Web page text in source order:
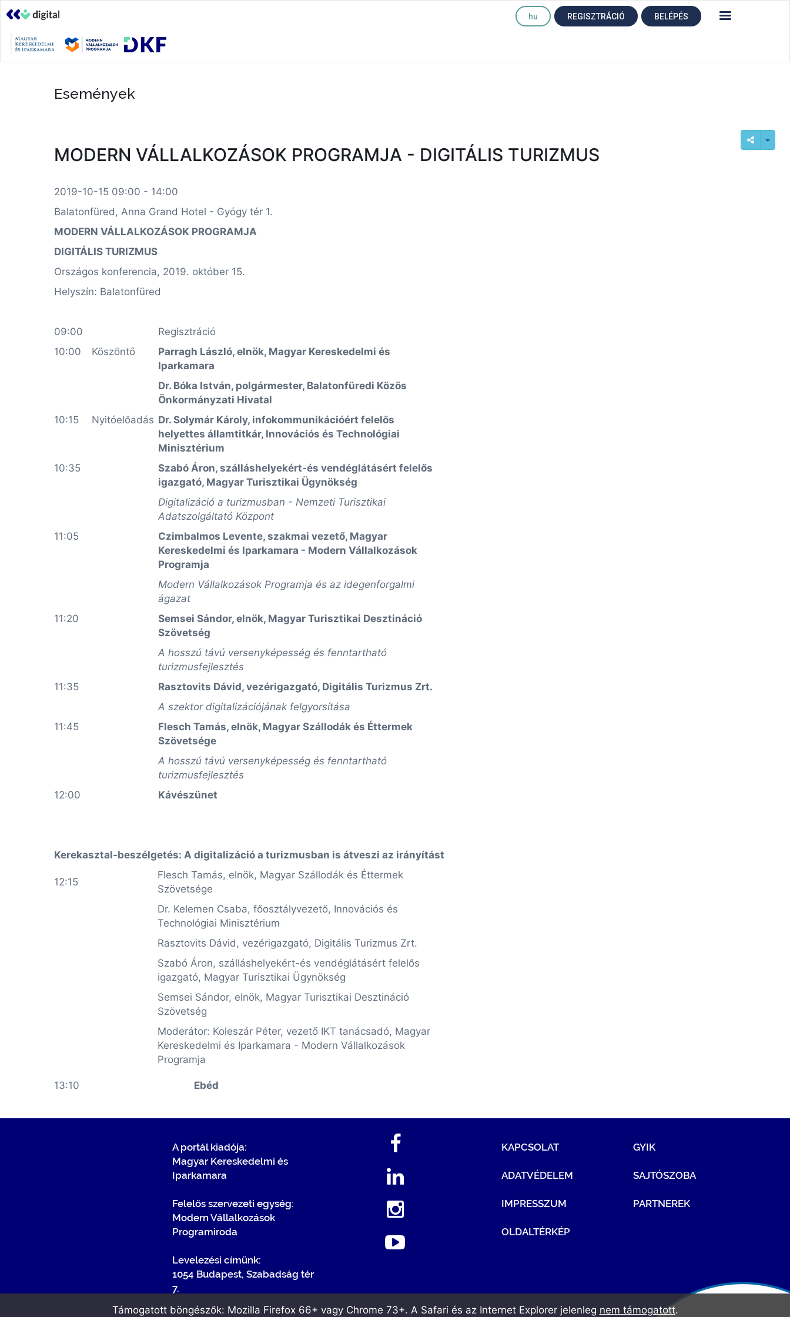
hu REGISZTRÁCIÓ BELÉPÉS
Események
MODERN VÁLLALKOZÁSOK PROGRAMJA - DIGITÁLIS TURIZMUS
2019-10-15 09:00 - 14:00
Balatonfüred, Anna Grand Hotel - Gyógy tér 1.
MODERN VÁLLALKOZÁSOK PROGRAMJA
DIGITÁLIS TURIZMUS
Országos konferencia, 2019. október 15.
Helyszín: Balatonfüred
09:00
Regisztráció
10:00
Köszöntő
Parragh László, elnök, Magyar Kereskedelmi és
Iparkamara
Dr. Bóka István, polgármester, Balatonfüredi Közös
Önkormányzati Hivatal
10:15
Nyitóelőadás Dr. Solymár Károly, infokommunikációért felelős
helyettes államtitkár, Innovációs és Technológiai
Minisztérium
10:35
Szabó Áron, szálláshelyekért-és vendéglátásért felelős
igazgató, Magyar Turisztikai Ügynökség
Digitalizáció a turizmusban - Nemzeti Turisztikai
Adatszolgáltató Központ
11:05
Czimbalmos Levente, szakmai vezető, Magyar
Kereskedelmi és Iparkamara - Modern Vállalkozások
Programja
Modern Vállalkozások Programja és az idegenforgalmi
ágazat
11:20
Semsei Sándor, elnök, Magyar Turisztikai Desztináció
Szövetség
A hosszú távú versenyképesség és fenntartható
turizmusfejlesztés
11:35
Rasztovits Dávid, vezérigazgató, Digitális Turizmus Zrt.
A szektor digitalizációjának felgyorsítása
11:45
Flesch Tamás, elnök, Magyar Szállodák és Éttermek
Szövetsége
A hosszú távú versenyképesség és fenntartható
turizmusfejlesztés
12:00
Kávészünet
Kerekasztal-beszélgetés: A digitalizáció a turizmusban is átveszi az irányítást
12:15
Flesch Tamás, elnök, Magyar Szállodák és Éttermek
Szövetsége
Dr. Kelemen Csaba, főosztályvezető, Innovációs és
Technológiai Minisztérium
Rasztovits Dávid, vezérigazgató, Digitális Turizmus Zrt.
Szabó Áron, szálláshelyekért-és vendéglátásért felelős
igazgató, Magyar Turisztikai Ügynökség
Semsei Sándor, elnök, Magyar Turisztikai Desztináció
Szövetség
Moderátor: Koleszár Péter, vezető IKT tanácsadó, Magyar
Kereskedelmi és Iparkamara - Modern Vállalkozások
Programja
13:10 Ebéd
A portál kiadója:
Magyar Kereskedelmi és
Iparkamara
Felelős szervezeti egység:
Modern Vállalkozások
Programiroda
Levelezési címünk:
1054 Budapest, Szabadság tér
7.
KAPCSOLAT
ADATVÉDELEM
IMPRESSZUM
OLDALTÉRKÉP
GYIK
SAJTÓSZOBA
PARTNEREK
Támogatott böngészők: Mozilla Firefox 66+ vagy Chrome 73+. A Safari és az Internet Explorer jelenleg nem támogatott.